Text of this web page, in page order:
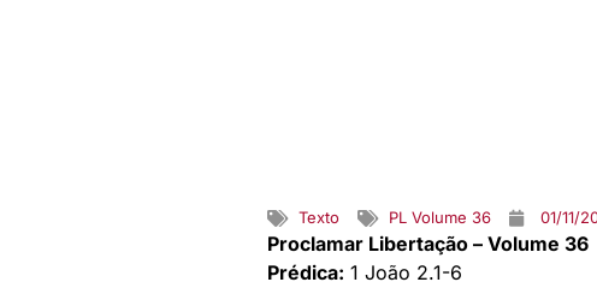
Texto PL Volume 36 01/11/
Proclamar Libertação – Volume 36
Prédica: 1 João 2.1-6